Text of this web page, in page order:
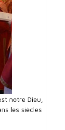
notre Dieu,
les siècles